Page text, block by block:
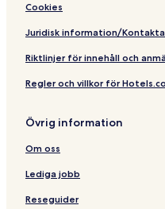
r
e
e
t
n
o
w
n
t
o
n
Cookies
Juridisk information/Kontakta
Riktlinjer för innehåll och
Regler och villkor för
Övrig information
Om oss
Lediga jobb
Reseguider